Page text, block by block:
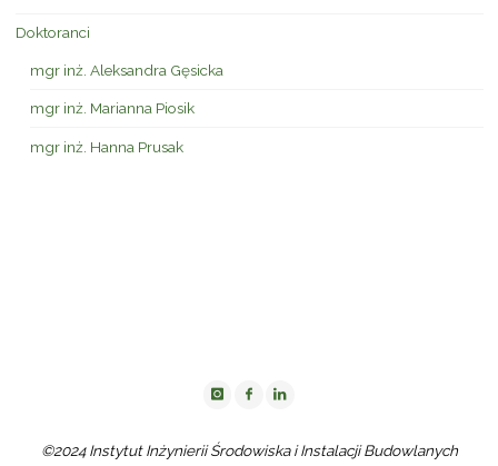
Doktoranci
mgr inż. Aleksandra Gęsicka
mgr inż. Marianna Piosik
mgr inż. Hanna Prusak
©2024 Instytut Inżynierii Środowiska i Instalacji Budowlanych